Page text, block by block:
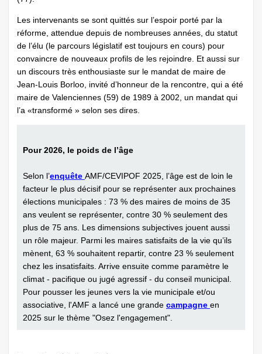
Les intervenants se sont quittés sur l’espoir porté par la
réforme, attendue depuis de nombreuses années, du statut
de l’élu (le parcours législatif est toujours en cours) pour
convaincre de nouveaux profils de les rejoindre. Et aussi sur
un discours très enthousiaste sur le mandat de maire de
Jean-Louis Borloo, invité d’honneur de la rencontre, qui a été
maire de Valenciennes (59) de 1989 à 2002, un mandat qui
l’a «transformé » selon ses dires.
Pour 2026, le poids de l’âge
Selon l’enquête AMF/CEVIPOF 2025, l’âge est de loin le
facteur le plus décisif pour se représenter aux prochaines
élections municipales : 73 % des maires de moins de 35
ans veulent se représenter, contre 30 % seulement des
plus de 75 ans. Les dimensions subjectives jouent aussi
un rôle majeur. Parmi les maires satisfaits de la vie qu’ils
mènent, 63 % souhaitent repartir, contre 23 % seulement
chez les insatisfaits. Arrive ensuite comme paramètre le
climat - pacifique ou jugé agressif - du conseil municipal.
Pour pousser les jeunes vers la vie municipale et/ou
associative, l'AMF a lancé une grande campagne en
2025 sur le thème "Osez l'engagement".